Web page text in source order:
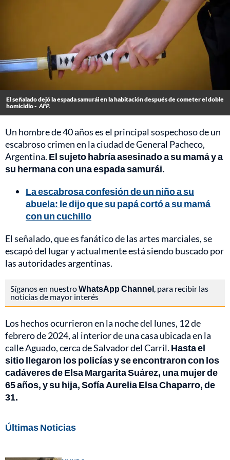
El señalado dejó la espada samurái en la habitación después de cometer el doble
homicidio - AFP.
Un hombre de 40 años es el principal sospechoso de un
escabroso crimen en la ciudad de General Pacheco,
Argentina. El sujeto habría asesinado a su mamá y a
su hermana con una espada samurái.
La escabrosa confesión de un niño a su
abuela: le dijo que su papá cortó a su mamá
con un cuchillo
El señalado, que es fanático de las artes marciales, se
escapó del lugar y actualmente está siendo buscado por
las autoridades argentinas.
Síganos en nuestroWhatsApp Channel, para recibir las
noticias de mayor interés
Los hechos ocurrieron en la noche del lunes, 12 de
febrero de 2024, al interior de una casa ubicada en la
calle Aguado, cerca de Salvador del Carril. Hasta el
sitio llegaron los policías y se encontraron con los
cadáveres de Elsa Margarita Suárez, una mujer de
65 años, y su hija, Sofía Aurelia Elsa Chaparro, de
31.
Últimas Noticias